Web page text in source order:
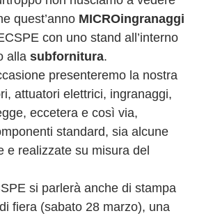
quest’anno MICROingranaggi
con uno stand all’interno
alla subfornitura.
presenteremo la nostra
attuatori elettrici, ingranaggi,
eccetera e così via,
standard, sia alcune
e realizzate su misura del
si parlerà anche di stampa
fiera (sabato 28 marzo), una